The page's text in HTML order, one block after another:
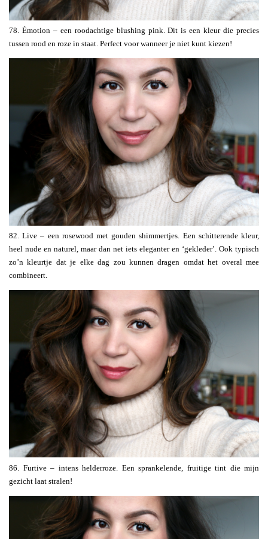
78. Émotion – een roodachtige blushing pink. Dit is een kleur die precies
tussen rood en roze in staat. Perfect voor wanneer je niet kunt kiezen!
82. Live – een rosewood met gouden shimmertjes. Een schitterende kleur,
heel nude en naturel, maar dan net iets eleganter en ‘gekleder’. Ook typisch
zo’n kleurtje dat je elke dag zou kunnen dragen omdat het overal mee
combineert.
86. Furtive – intens helderroze. Een sprankelende, fruitige tint die mijn
gezicht laat stralen!